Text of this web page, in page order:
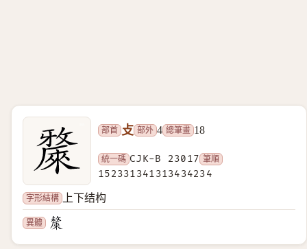
部首 攴 部外 4 總筆畫 18
統一碼 CJK-B 23017 筆順
152331341313434234
字形結構 上下结构
異體